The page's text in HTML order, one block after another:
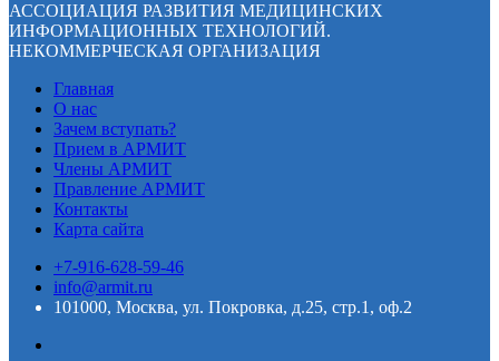
АССОЦИАЦИЯ РАЗВИТИЯ МЕДИЦИНСКИХ
ИНФОРМАЦИОННЫХ ТЕХНОЛОГИЙ.
НЕКОММЕРЧЕСКАЯ ОРГАНИЗАЦИЯ
Главная
О нас
Зачем вступать?
Прием в АРМИТ
Члены АРМИТ
Правление АРМИТ
Контакты
Карта сайта
+7-916-628-59-46
info@armit.ru
101000, Москва, ул. Покровка, д.25, стр.1, оф.2